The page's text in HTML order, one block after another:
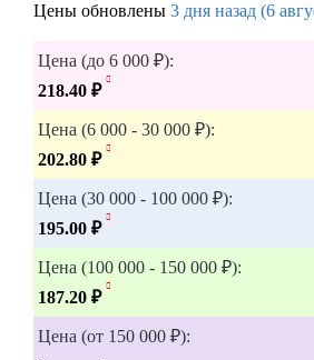
Цены обновлены 3 дня назад (6
Цена (до 6 000 ₽):
218.40 ₽
Цена (6 000 - 30 000 ₽):
202.80 ₽
Цена (30 000 - 100 000 ₽):
195.00 ₽
Цена (100 000 - 150 000 ₽):
187.20 ₽
Цена (от 150 000 ₽):